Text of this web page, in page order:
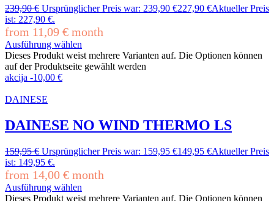
239,90€ Ursprünglicher Preis war: 239,90 €227,90 €Aktueller Preis
ist: 227,90 €.
from 11,09 € month
Ausführung wählen
Dieses Produkt weist mehrere Varianten auf. Die Optionen können
auf der Produktseite gewählt werden
akcija -10,00 €
DAINESE
DAINESE NO WIND THERMO LS
159,95€ Ursprünglicher Preis war: 159,95 €149,95 €Aktueller Preis
ist: 149,95 €.
from 14,00 € month
Ausführung wählen
Dieses Produkt weist mehrere Varianten auf. Die Optionen können